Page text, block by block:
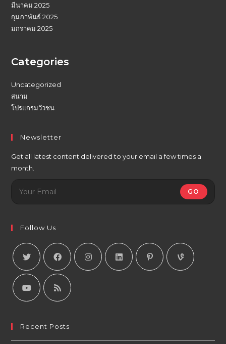
มีนาคม 2025
กุมภาพันธ์ 2025
มกราคม 2025
Categories
Uncategorized
สนาม
โปรแกรมวัวชน
Newsletter
Get all latest content delivered to your email a few times a
month.
GO
Follow Us
Recent Posts